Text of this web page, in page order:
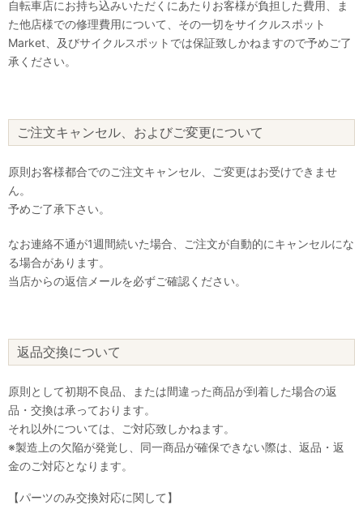
自転車店にお持ち込みいただくにあたりお客様が負担した費用、ま
た他店様での修理費用について、その一切をサイクルスポット
Market、及びサイクルスポットでは保証致しかねますので予めご了
承ください。
ご注文キャンセル、およびご変更について
原則お客様都合でのご注文キャンセル、ご変更はお受けできませ
ん。
予めご了承下さい。
なお連絡不通が1週間続いた場合、ご注文が自動的にキャンセルにな
る場合があります。
当店からの返信メールを必ずご確認ください。
返品交換について
原則として初期不良品、または間違った商品が到着した場合の返
品・交換は承っております。
それ以外については、ご対応致しかねます。
※製造上の欠陥が発覚し、同一商品が確保できない際は、返品・返
金のご対応となります。
【パーツのみ交換対応に関して】